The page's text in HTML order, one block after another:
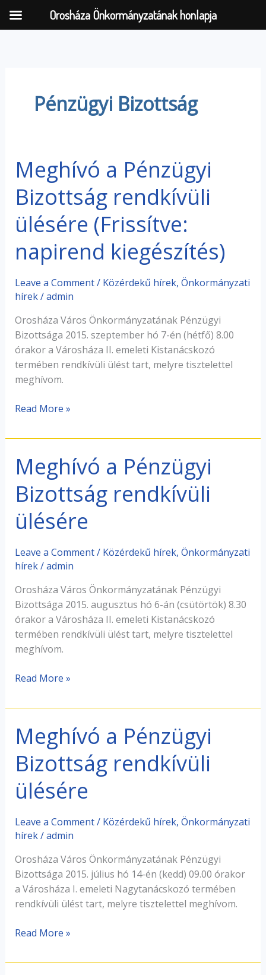
Pénzügyi Bizottság
Meghívó a Pénzügyi
Bizottság rendkívüli
ülésére (Frissítve:
napirend kiegészítés)
Leave a Comment/ Közérdekű hírek, Önkormányzati
hírek/admin
Orosháza Város Önkormányzatának Pénzügyi
Bizottsága 2015. szeptember hó 7-én (hétfő) 8.00
órakor a Városháza II. emeleti Kistanácskozó
termében rendkívüli ülést tart, melyre tisztelettel
meghívom.
Meghívó
a
Pénzügyi
Bizottság
rendkívüli
(Frissítve:
napirend
kiegészítés)
Read More »
Meghívó a Pénzügyi
Bizottság rendkívüli
ülésére
Leave a Comment/ Közérdekű hírek, Önkormányzati
hírek/admin
Orosháza Város Önkormányzatának Pénzügyi
Bizottsága 2015. augusztus hó 6-án (csütörtök) 8.30
órakor a Városháza II. emeleti Kistanácskozó
termében rendkívüli ülést tart, melyre tisztelettel
meghívom.
Meghívó
a
Pénzügyi
Bizottság
rendkívüli
Read More »
Meghívó a Pénzügyi
Bizottság rendkívüli
ülésére
Leave a Comment/ Közérdekű hírek, Önkormányzati
hírek/admin
Orosháza Város Önkormányzatának Pénzügyi
Bizottsága 2015. július hó 14-én (kedd) 09.00 órakor
a Városháza I. emeleti Nagytanácskozó termében
rendkívüli ülést tart, melyre tisztelettel meghívom.
Meghívó
a
Pénzügyi
Bizottság
rendkívüli
ülésére
Read More »
Orosháza Önkormányzatának honlapja